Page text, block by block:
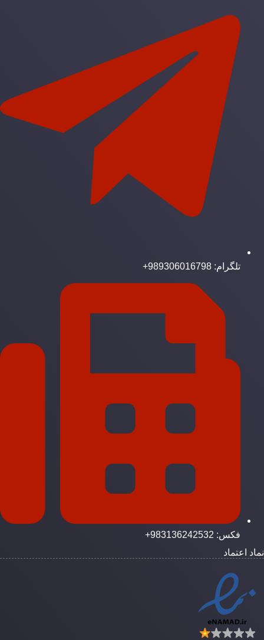
تلگرام: 989306016798+
فکس: 983136242532+
اعتماد